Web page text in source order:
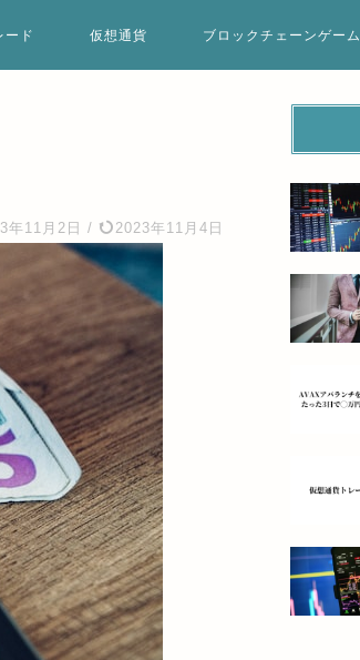
ード 仮想通貨 ブロックチェーンゲーム
年11月2日 / 2023年11月4日